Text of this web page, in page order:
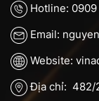
Hotline:
Email:
Website:
Địa chỉ: 482/